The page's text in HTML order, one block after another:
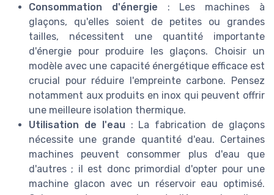
Consommation d'énergie : Les machines à
glaçons, qu'elles soient de petites ou grandes
tailles, nécessitent une quantité importante
d'énergie pour produire les glaçons. Choisir un
modèle avec une capacité énergétique efficace est
crucial pour réduire l'empreinte carbone. Pensez
notamment aux produits en inox qui peuvent offrir
une meilleure isolation thermique.
Utilisation de l'eau : La fabrication de glaçons
nécessite une grande quantité d'eau. Certaines
machines peuvent consommer plus d'eau que
d'autres ; il est donc primordial d'opter pour une
machine glacon avec un réservoir eau optimisé.